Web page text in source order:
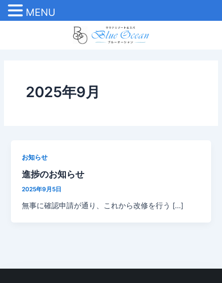
2025年9月
お知らせ
進捗のお知らせ
2025年9月5日
無事に確認申請が通り、これから改修を行う […]
MENU